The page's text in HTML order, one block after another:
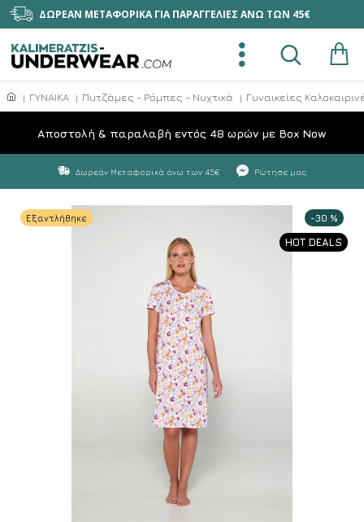
ΔΩΡΕΑΝ ΜΕΤΑΦΟΡΙΚΑ ΓΙΑ ΠΑΡΑΓΓΕΛΙΕΣ ΑΝΩ ΤΩΝ 45€
ΓΥΝΑΙΚΑ Πυτζάμες - Ρόμπες - Νυχτικά Γυναικείες
Aποστολή & παραλαβή εντός 48 ωρών με Box Now
Δωρεάν Μεταφορικά άνω των 45€ Ρώτησε μας
HOT DEALS
-30 %
Εξαντλήθηκε